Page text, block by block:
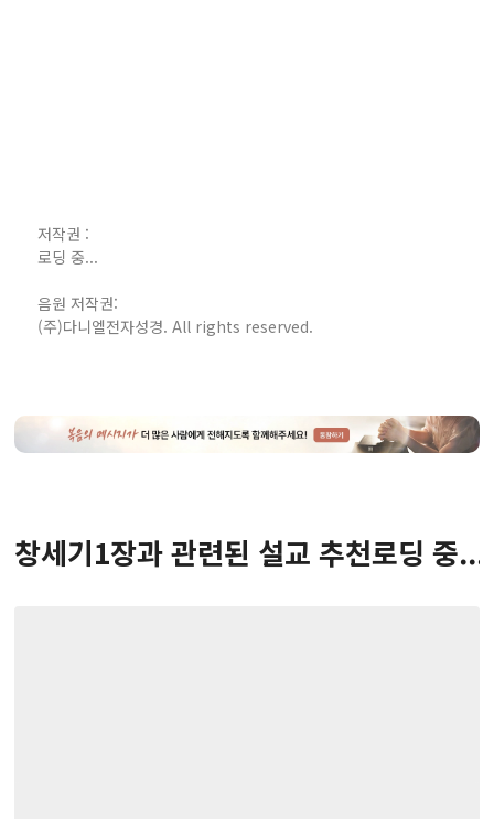
저작권 :
로딩 중...
음원 저작권:
(주)다니엘전자성경. All rights reserved.
창세기1장과 관련된 설교 추천로딩 중...